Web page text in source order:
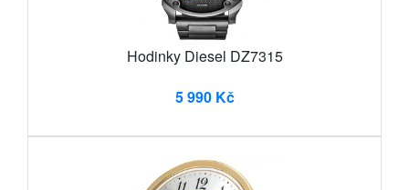
Hodinky Diesel DZ7315
5 990 Kč